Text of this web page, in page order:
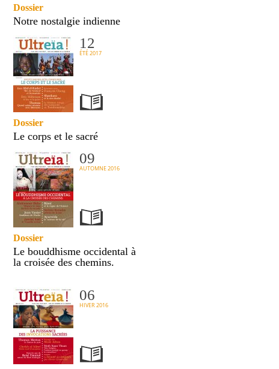
Dossier
Notre nostalgie indienne
12
ÉTÉ 2017
Dossier
Le corps et le sacré
09
AUTOMNE 2016
Dossier
Le bouddhisme occidental à
la croisée des chemins.
06
HIVER 2016